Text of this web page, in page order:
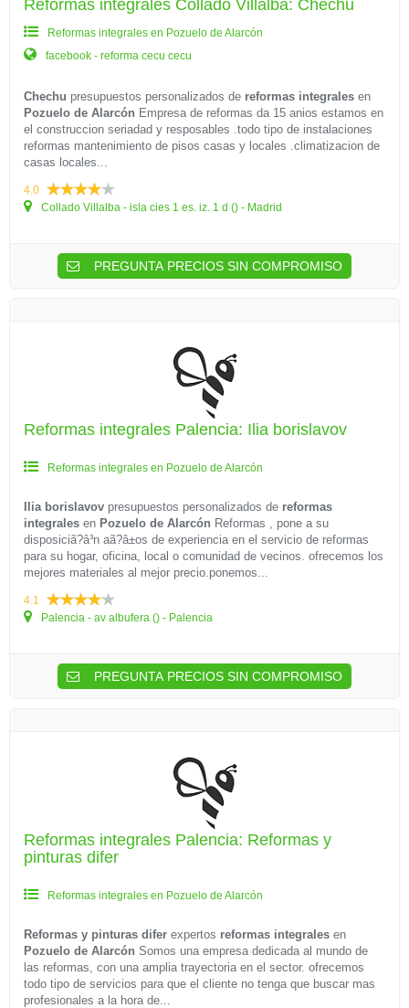
Reformas integrales Collado Villalba: Chechu
Reformas integrales en Pozuelo de Alarcón
facebook - reforma cecu cecu
Chechu presupuestos personalizados de reformas integrales en
Pozuelo de Alarcón Empresa de reformas da 15 anios estamos en
el construccion seriadad y resposables .todo tipo de instalaciones
reformas mantenimiento de pisos casas y locales .climatizacion de
casas locales...
4.0
Collado Villalba - isla cies 1 es. iz. 1 d () - Madrid
PREGUNTA PRECIOS SIN COMPROMISO
Reformas integrales Palencia: Ilia borislavov
Reformas integrales en Pozuelo de Alarcón
Ilia borislavov presupuestos personalizados de reformas
integrales en Pozuelo de Alarcón Reformas , pone a su
disposiciã?â³n aã?â±os de experiencia en el servicio de reformas
para su hogar, oficina, local o comunidad de vecinos. ofrecemos los
mejores materiales al mejor precio.ponemos...
4.1
Palencia - av albufera () - Palencia
PREGUNTA PRECIOS SIN COMPROMISO
Reformas integrales Palencia: Reformas y
pinturas difer
Reformas integrales en Pozuelo de Alarcón
Reformas y pinturas difer expertos reformas integrales en
Pozuelo de Alarcón Somos una empresa dedicada al mundo de
las reformas, con una amplia trayectoria en el sector. ofrecemos
todo tipo de servicios para que el cliente no tenga que buscar mas
profesionales a la hora de...